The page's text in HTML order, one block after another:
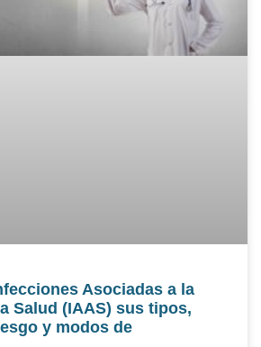
Asociadas a la
Salud (IAAS) sus tipos,
y modos de